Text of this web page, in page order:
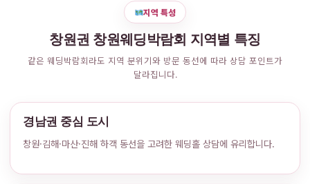
지역 특성
창원권 창원웨딩박람회 지역별 특징
같은 웨딩박람회라도 지역 분위기와 방문 동선에 따라 상담 포인트가
달라집니다.
경남권 중심 도시
창원·김해·마산·진해 하객 동선을 고려한 웨딩홀 상담에 유리합니다.